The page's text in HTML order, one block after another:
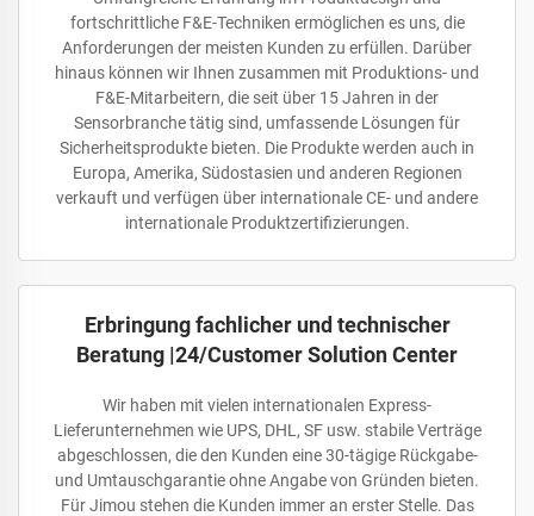
fortschrittliche F&E-Techniken ermöglichen es uns, die
Anforderungen der meisten Kunden zu erfüllen. Darüber
hinaus können wir Ihnen zusammen mit Produktions- und
F&E-Mitarbeitern, die seit über 15 Jahren in der
Sensorbranche tätig sind, umfassende Lösungen für
Sicherheitsprodukte bieten. Die Produkte werden auch in
Europa, Amerika, Südostasien und anderen Regionen
verkauft und verfügen über internationale CE- und andere
internationale Produktzertifizierungen.
Erbringung fachlicher und technischer
Beratung |24/Customer Solution Center
Wir haben mit vielen internationalen Express-
Lieferunternehmen wie UPS, DHL, SF usw. stabile Verträge
abgeschlossen, die den Kunden eine 30-tägige Rückgabe-
und Umtauschgarantie ohne Angabe von Gründen bieten.
Für Jimou stehen die Kunden immer an erster Stelle. Das